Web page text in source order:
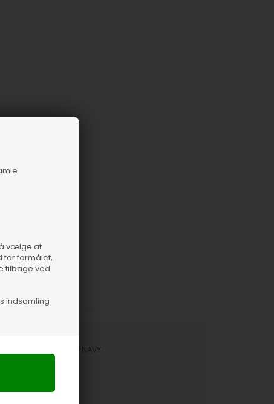
vælge at
for formålet,
tilbage ved
indsamling
36410-47-NAVY